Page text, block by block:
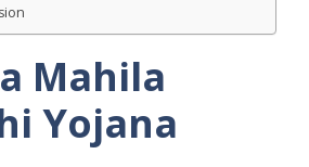
Mahila
Yojana